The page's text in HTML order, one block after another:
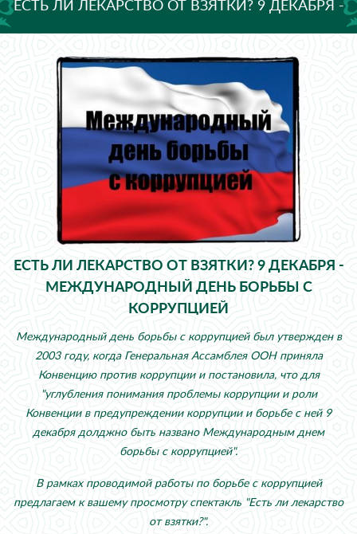
ЕСТЬ ЛИ ЛЕКАРСТВО ОТ ВЗЯТКИ? 9 ДЕКАБРЯ -
МЕЖДУНАРОДНЫЙ ДЕНЬ БОРЬБЫ С
КОРРУПЦИЕЙ
ЕСТЬ ЛИ ЛЕКАРСТВО ОТ ВЗЯТКИ? 9 ДЕКАБРЯ -
МЕЖДУНАРОДНЫЙ ДЕНЬ БОРЬБЫ С
КОРРУПЦИЕЙ
Международный день борьбы с коррупцией был утвержден в
2003 году, когда Генеральная Ассамблея ООН приняла
Конвенцию против коррупции и постановила, что для
"углубления понимания проблемы коррупции и роли
Конвенции в предупреждении коррупции и борьбе с ней 9
декабря долджно быть названо Международным днем
борьбы с коррупцией".
В рамках проводимой работы по борьбе с коррупцией
предлагаем к вашему просмотру спектакль "Есть ли лекарство
от взятки?".